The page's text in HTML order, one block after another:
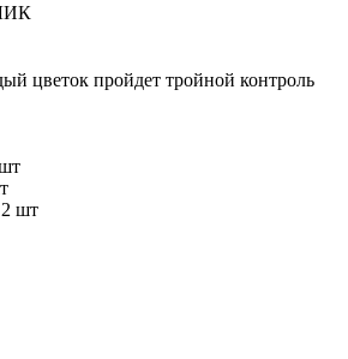
цветок пройдет тройной контроль
шт